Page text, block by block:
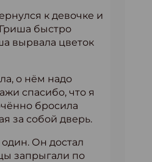
к девочке и
быстро
вырвала цветок
о нём надо
спасибо, что я
бросила
за собой дверь.
Он достал
запрыгали по